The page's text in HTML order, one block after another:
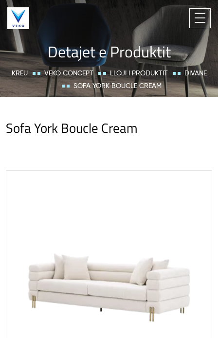
Detajet e Produktit
KREU VEKO CONCEPT LLOJI I PRODUKTIT
DIVANE
SOFA YORK BOUCLE CREAM
Sofa York Boucle Cream